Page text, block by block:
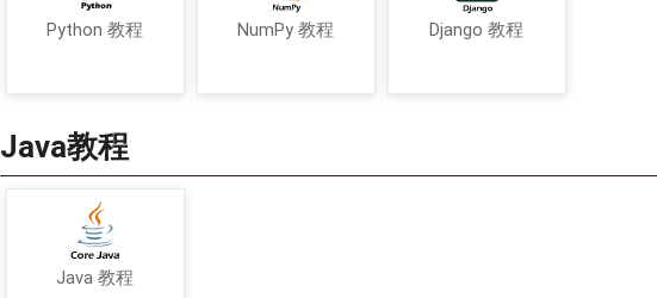
Python 教程 NumPy 教程 Django 教程
Java教程
Java 教程